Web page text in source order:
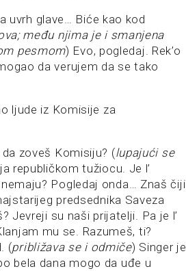
uvrh glave… Biće kao kod
među njima je i smanjena
pesmom) Evo, pogledaj. Rek’o
da verujem da se tako
ljude iz Komisije za
zoveš Komisiju? (lupajući se
republičkom tužiocu. Je l’
Pogledaj onda… Znaš čiji
predsednika Saveza
Jevreji su naši prijatelji. Pa je l’
mu se. Razumeš, ti?
(približava se i odmiče) Singer je
bela dana mogo da uđe u